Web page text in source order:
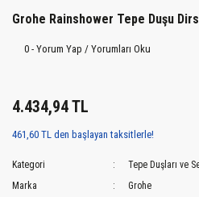
Grohe Rainshower Tepe Duşu
0 - Yorum Yap / Yorumları Oku
4.434,94 TL
461,60 TL den başlayan taksitlerle!
Kategori
Tepe Duşları ve
Marka
Grohe